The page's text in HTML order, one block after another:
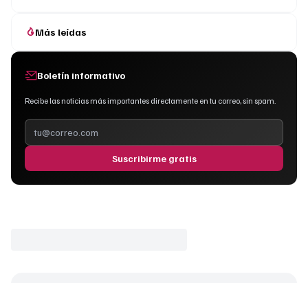
Más leídas
Boletín informativo
Recibe las noticias más importantes directamente en tu correo, sin spam.
Suscribirme gratis